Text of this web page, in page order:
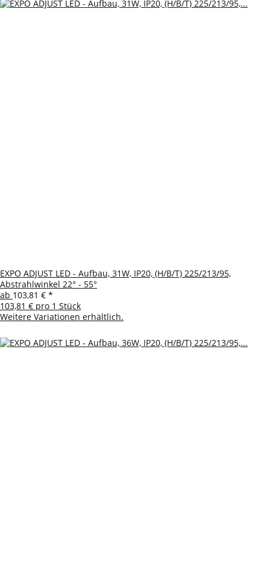
EXPO ADJUST LED - Aufbau, 31W, IP20, (H/B/T) 225/213/95,
Abstrahlwinkel 22° - 55°
ab 103,81 € *
103,81 € pro 1 Stück
Weitere Variationen erhältlich.